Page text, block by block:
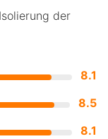
8.1
8.5
8.1
der